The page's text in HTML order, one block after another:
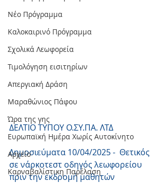
Νέο Πρόγραμμα
Καλοκαιρινό Πρόγραμμα
Σχολικά Λεωφορεία
Τιμολόγηση εισιτηρίων
Απεργιακή Δράση
Μαραθώνιος Πάφου
Ώρα της γης
Ευρωπαϊκή Ημέρα Χωρίς Αυτοκίνητο
Αρχείο
Καρναβαλίστικη Παρέλαση
ΔΕΛΤΙΟ ΤΥΠΟΥ Ο.ΣΥ.ΠΑ. ΛΤΔ
Δημοσιεύματα 10/04/2025 -  Θετικός
σε νάρκοτεστ οδηγός λεωφορείου
πριν την εκδρομή μαθητών